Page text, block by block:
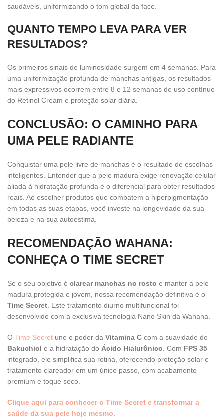
saudáveis, uniformizando o tom global da face.
QUANTO TEMPO LEVA PARA VER
RESULTADOS?
Os primeiros sinais de luminosidade surgem em 4 semanas. Para
uma uniformização profunda de manchas antigas, os resultados
mais expressivos ocorrem entre 8 e 12 semanas de uso contínuo
do Retinol Cream e proteção solar diária.
CONCLUSÃO: O CAMINHO PARA
UMA PELE RADIANTE
Conquistar uma pele livre de manchas é o resultado de escolhas
inteligentes. Entender que a pele madura exige renovação celular
aliada à hidratação profunda é o diferencial para obter resultados
reais. Ao escolher produtos que combatem a hiperpigmentação
em todas as suas etapas, você investe na longevidade da sua
beleza e na sua autoestima.
RECOMENDAÇÃO WAHANA:
CONHEÇA O TIME SECRET
Se o seu objetivo é clarear manchas no rosto e manter a pele
madura protegida e jovem, nossa recomendação definitiva é o
Time Secret. Este tratamento diurno multifuncional foi
desenvolvido com a exclusiva tecnologia Nano Skin da Wahana.
O Time Secret une o poder da Vitamina C com a suavidade do
Bakuchiol e a hidratação do Ácido Hialurônico. Com FPS 35
integrado, ele simplifica sua rotina, oferecendo proteção solar e
tratamento clareador em um único passo, com acabamento
premium e toque seco.
Clique aqui para conhecer o Time Secret e transformar a
saúde da sua pele hoje mesmo.